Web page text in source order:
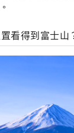
看得到富士山